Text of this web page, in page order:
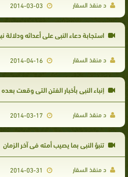
د منقذ السقار 2014-03-03
استجابة دعاء النبي على أعدائه ودلالة
د منقذ السقار 2014-04-16
إنباء النبي بأخبار الفتن التي وقعت بعده
د منقذ السقار
تنبؤ النبي بما يصيب أمته في آخر الزمان
د منقذ السقار